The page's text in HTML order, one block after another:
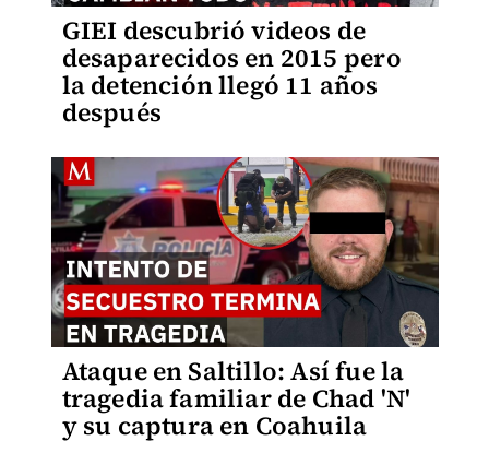
GIEI descubrió videos de
desaparecidos en 2015 pero
la detención llegó 11 años
después
Ataque en Saltillo: Así fue la
tragedia familiar de Chad 'N'
y su captura en Coahuila